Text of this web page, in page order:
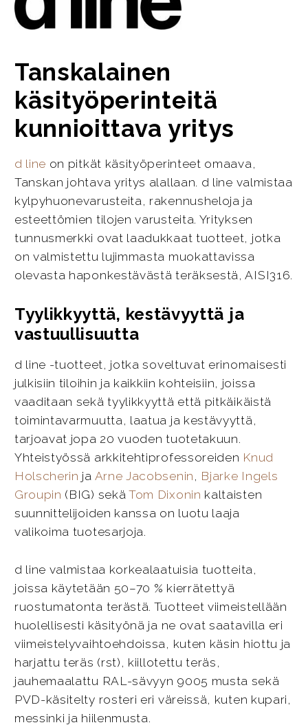
Tanskalainen
käsityöperinteitä
kunnioittava yritys
d line on pitkät käsityöperinteet omaava,
Tanskan johtava yritys alallaan. d line valmistaa
kylpyhuonevarusteita, rakennusheloja ja
esteettömien tilojen varusteita. Yrityksen
tunnusmerkki ovat laadukkaat tuotteet, jotka
on valmistettu lujimmasta muokattavissa
olevasta haponkestävästä teräksestä, AISI316.
Tyylikkyyttä, kestävyyttä ja
vastuullisuutta
d line -tuotteet, jotka soveltuvat erinomaisesti
julkisiin tiloihin ja kaikkiin kohteisiin, joissa
vaaditaan sekä tyylikkyyttä että pitkäikäistä
toimintavarmuutta, laatua ja kestävyyttä,
tarjoavat jopa 20 vuoden tuotetakuun.
Yhteistyössä arkkitehtiprofessoreiden Knud
Holscherin ja Arne Jacobsenin , Bjarke Ingels
Groupin (BIG) sekä Tom Dixonin kaltaisten
suunnittelijoiden kanssa on luotu laaja
valikoima tuotesarjoja.
d line valmistaa korkealaatuisia tuotteita,
joissa käytetään 50–70 % kierrätettyä
ruostumatonta terästä. Tuotteet viimeistellään
huolellisesti käsityönä ja ne ovat saatavilla eri
viimeistelyvaihtoehdoissa, kuten käsin hiottu ja
harjattu teräs (rst), kiillotettu teräs,
jauhemaalattu RAL-sävyyn 9005 musta sekä
PVD-käsitelty rosteri eri väreissä, kuten kupari,
messinki ja hiilenmusta.